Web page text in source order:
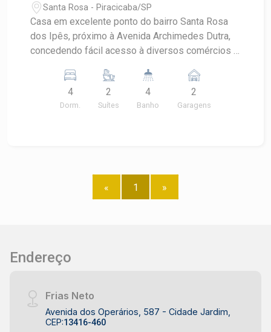
Santa Rosa - Piracicaba/SP
Casa em excelente ponto do bairro Santa Rosa
dos Ipês, próximo à Avenida Archimedes Dutra,
concedendo fácil acesso à diversos comércios e
área útil; - Sala; - 2 dormitórios; - Banheiro social;
- Cozinha; - Lavanderia; - Sala com sacada e suíte
4
Dorm.
2
Suítes
4
Banho
2
Garagens
« 1 »
Endereço
Frias Neto
Avenida dos Operários, 587 - Cidade Jardim,
CEP:13416-460